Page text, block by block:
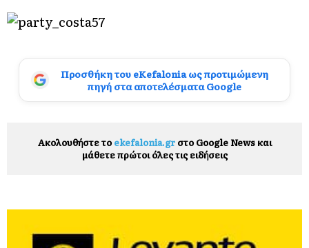
Προσθήκη του eKefalonia ως προτιμώμενη
πηγή στα αποτελέσματα Google
Ακολουθήστε το ekefalonia.grστο Google News και
μάθετε πρώτοι όλες τις ειδήσεις